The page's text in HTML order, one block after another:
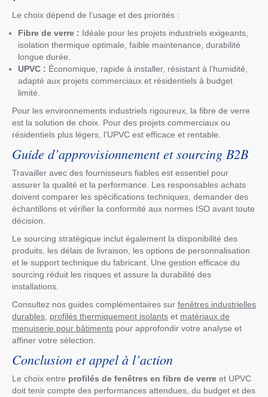
Le choix dépend de l’usage et des priorités :
Fibre de verre : Idéale pour les projets industriels exigeants,
isolation thermique optimale, faible maintenance, durabilité
longue durée.
UPVC : Économique, rapide à installer, résistant à l’humidité,
adapté aux projets commerciaux et résidentiels à budget
limité.
Pour les environnements industriels rigoureux, la fibre de verre
est la solution de choix. Pour des projets commerciaux ou
résidentiels plus légers, l’UPVC est efficace et rentable.
Guide d’approvisionnement et sourcing B2B
Travailler avec des fournisseurs fiables est essentiel pour
assurer la qualité et la performance. Les responsables achats
doivent comparer les spécifications techniques, demander des
échantillons et vérifier la conformité aux normes ISO avant toute
décision.
Le sourcing stratégique inclut également la disponibilité des
produits, les délais de livraison, les options de personnalisation
et le support technique du fabricant. Une gestion efficace du
sourcing réduit les risques et assure la durabilité des
installations.
Consultez nos guides complémentaires sur fenêtres industrielles
durables profilés thermiquement isolants et matériaux de
menuiserie pour bâtiments pour approfondir votre analyse et
affiner votre sélection.
Conclusion et appel à l’action
Le choix entre profilés de fenêtres en fibre de verre et UPVC
doit tenir compte des performances attendues, du budget et des